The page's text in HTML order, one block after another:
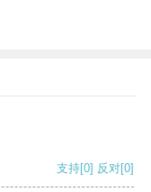
支持[0] 反对[0]